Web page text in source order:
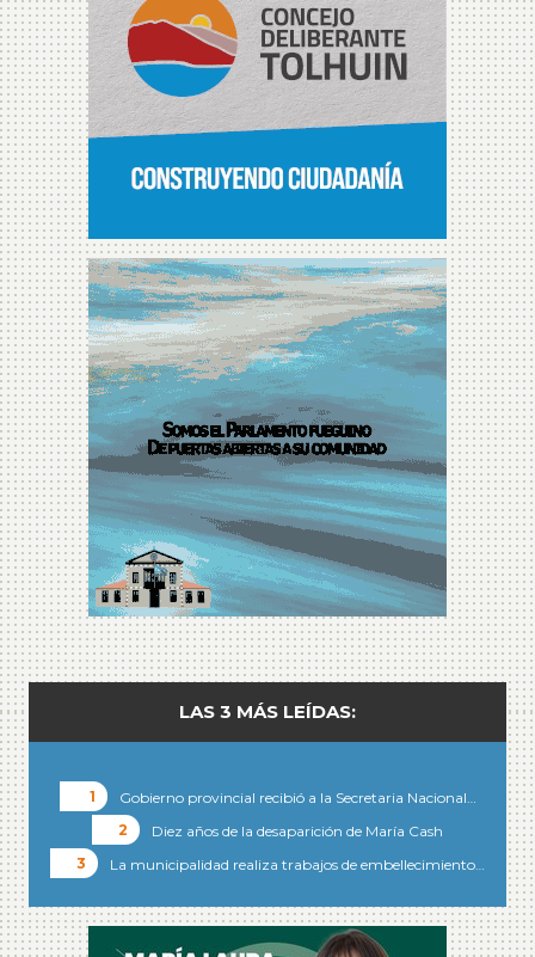
LAS 3 MÁS LEÍDAS:
Gobierno provincial recibió a la Secretaria Nacional…
Diez años de la desaparición de María Cash
La municipalidad realiza trabajos de embellecimiento…